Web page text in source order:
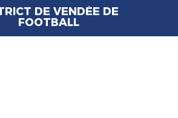
DE VENDÉE DE
FOOTBALL